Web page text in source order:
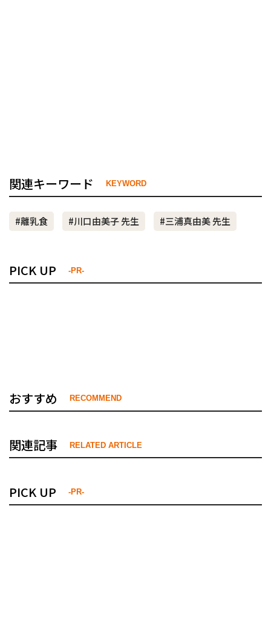
関連キーワード KEYWORD
#離乳食 #川口由美子 先生 #三浦真由美 先生
PICK UP -PR-
おすすめ RECOMMEND
関連記事 RELATED ARTICLE
PICK UP -PR-